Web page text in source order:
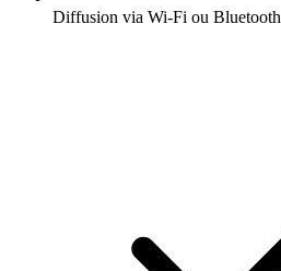
Diffusion via Wi-Fi ou Bluetooth